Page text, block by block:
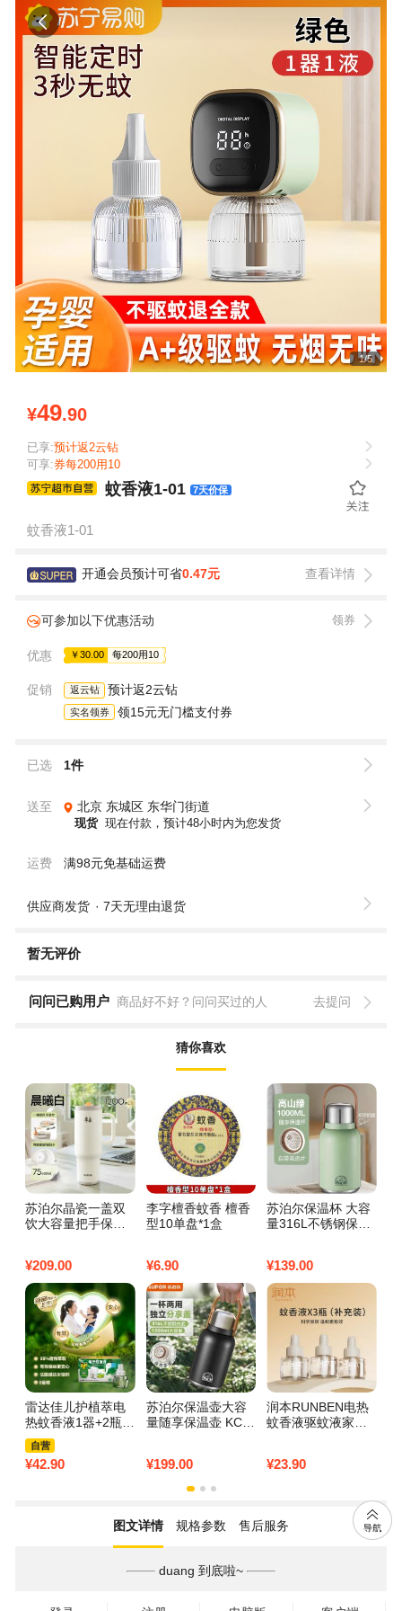
1/5
¥49.90
已享:预计返2云钻
可享:券每200用10
蚊香液1-01 7天价保
蚊香液1-01
开通会员预计可省0.47元 查看详情
可参加以下优惠活动 领券
优惠 ￥30.00 每200用10
促销 返云钻 预计返2云钻
实名领券 领15元无门槛支付券
已选 1件
送至 北京 东城区 东华门街道
现货 现在付款，预计48小时内为您发货
运费 满98元免基础运费
供应商发货 7天无理由退货
暂无评价
问问已购用户 商品好不好？问问买过的人 去提问
猜你喜欢
苏泊尔晶瓷一盖双
饮大容量把手保温
可选
¥209.00
李字檀香蚊香 檀香
型10单盘*1盒
¥6.90
苏泊尔保温杯 大容
量316L不锈钢保温
子男款新款高颜值
水杯子外出水壶 KC
V10AC10 高山绿 1
000ml
¥139.00
雷达佳儿护植萃电
热蚊香液1器+2瓶 9
0晚（24ml/瓶）
自营
¥42.90
苏泊尔保温壶大容
量随享保温壶 KCV
¥199.00
润本RUNBEN电热
蚊香液驱蚊液家用
¥23.90
图文详情 规格参数 售后服务
duang 到底啦~